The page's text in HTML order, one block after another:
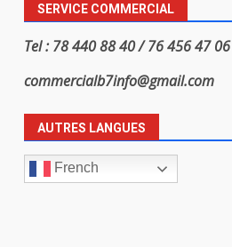
SERVICE COMMERCIAL
Tel : 78 440 88 40 / 76 456 47 06
commercialb7info@gmail.com
AUTRES LANGUES
French